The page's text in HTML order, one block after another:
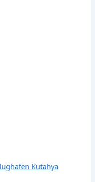
Kutahya